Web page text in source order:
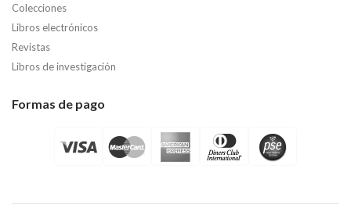
Colecciones
Libros electrónicos
Revistas
Libros de investigación
Formas de pago